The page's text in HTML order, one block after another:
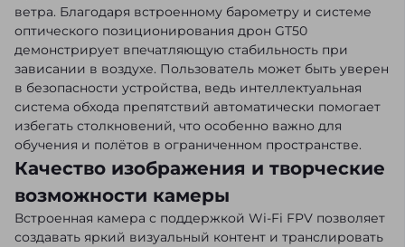
ветра. Благодаря встроенному барометру и системе
оптического позиционирования дрон GT50
демонстрирует впечатляющую стабильность при
зависании в воздухе. Пользователь может быть уверен
в безопасности устройства, ведь интеллектуальная
система обхода препятствий автоматически помогает
избегать столкновений, что особенно важно для
обучения и полётов в ограниченном пространстве.
Качество изображения и творческие
возможности камеры
Встроенная камера с поддержкой Wi-Fi FPV позволяет
создавать яркий визуальный контент и транслировать